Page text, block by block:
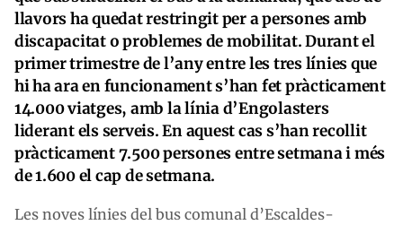
llavors ha quedat restringit per a persones amb
discapacitat o problemes de mobilitat. Durant el
primer trimestre de l’any entre les tres línies que
hi ha ara en funcionament s’han fet pràcticament
14.000 viatges, amb la línia d’Engolasters
liderant els serveis. En aquest cas s’han recollit
pràcticament 7.500 persones entre setmana i més
de 1.600 el cap de setmana.
Les noves línies del bus comunal d’Escaldes-